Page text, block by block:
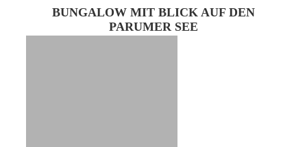
BUNGALOW MIT BLICK AUF DEN
PARUMER SEE